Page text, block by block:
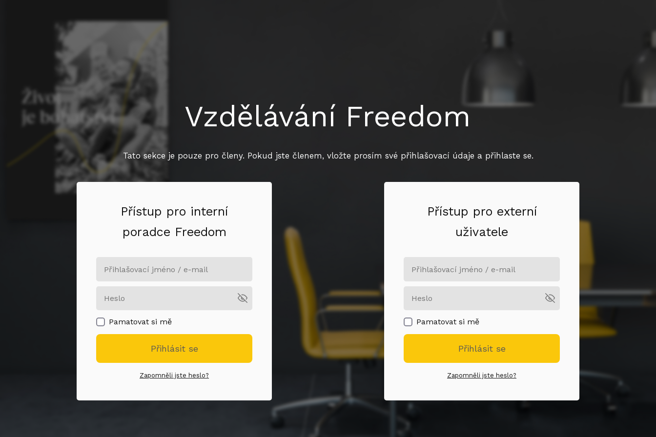
Vzdělávání Freedom
Tato sekce je pouze pro členy. Pokud jste členem, vložte prosím své přihlašovací údaje a přihlaste se.
Přístup pro interní
poradce Freedom
Pamatovat si mě
Přihlásit se
Zapomněli jste heslo?
Přístup pro externí
uživatele
Pamatovat si mě
Přihlásit se
Zapomněli jste heslo?